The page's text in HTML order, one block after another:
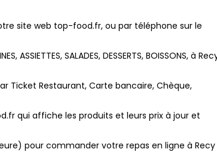
site web top-food.fr, ou par téléphone sur le
ASSIETTES, SALADES, DESSERTS, BOISSONS, à
Ticket Restaurant, Carte bancaire, Chèque,
qui affiche les produits et leurs prix à jour et
pour commander votre repas en ligne à Recy